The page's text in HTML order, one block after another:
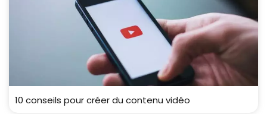
10 conseils pour créer du contenu vidéo